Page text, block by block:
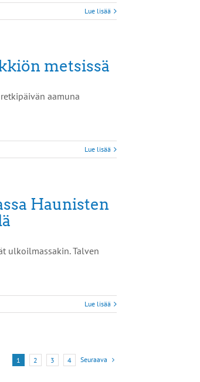
Lue lisää
metsissä
aamuna
Lue lisää
Haunisten
ulkoilmassakin. Talven
Lue lisää
1 2 3 4 Seuraava